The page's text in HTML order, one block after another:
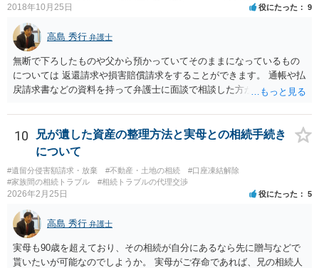
子縁組の必要があり 氏も変更することになります。 しかし 彼は成人
しているとは言え、自分の子と私の連れ子、全て平等にしたいと希
望。もちろん私もそうできればと思います。 ・・・婚姻前の契約 あ
るいは 遺言書などで その意思を実現する方法はあります。 弁護
士に相談してみてください。
2018年10月25日 役にたった 9
高島 秀行 弁護士
無断で下ろしたものや父から預かっていてそのままになっているもの
については 返還請求や損害賠償請求をすることができます。 通帳や払
戻請求書などの資料を持って弁護士に面談で相談した方がよいと思い
10
兄が遺した資産の整理方法と実母との相続手続き
について
#遺留分侵害額請求・放棄 #不動産・土地の相続
#口座凍結解除
#家族間の相続トラブル
#相続トラブルの代理交渉
2026年2月25日 役にたった 5
高島 秀行 弁護士
実母も90歳を超えており、その相続が自分にあるなら先に贈与などで
貰いたいが可能なのでしようか。 実母がご存命であれば、兄の相続人